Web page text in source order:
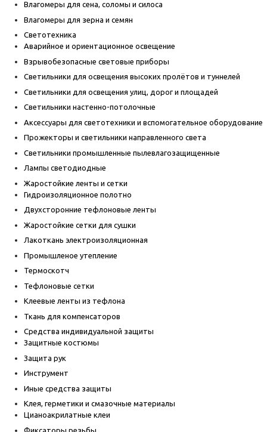
Влагомеры для сена, соломы и силоса
Влагомеры для зерна и семян
Светотехника
Аварийное и ориентационное освещение
Взрывобезопасные световые приборы
Светильники для освещения высоких пролётов и туннелей
Светильники для освещения улиц, дорог и площадей
Светильники настенно-потолочные
Аксессуары для светотехники и вспомогательное оборудование
Прожекторы и светильники направленного света
Светильники промышленные пылевлагозащищенные
Лампы светодиодные
Жаростойкие ленты и сетки
Гидроизоляционное полотно
Двухсторонние тефлоновые ленты
Жаростойкие сетки для сушки
Лакоткань электроизоляционная
Промышленое утепление
Термоскотч
Тефлоновые сетки
Клеевые ленты из тефлона
Ткань для компенсаторов
Средства индивидуальной защиты
Защитные костюмы
Защита рук
Инструмент
Иные средства защиты
Клея, герметики и смазочные материалы
Цианоакрилатные клеи
Фиксаторы резьбы